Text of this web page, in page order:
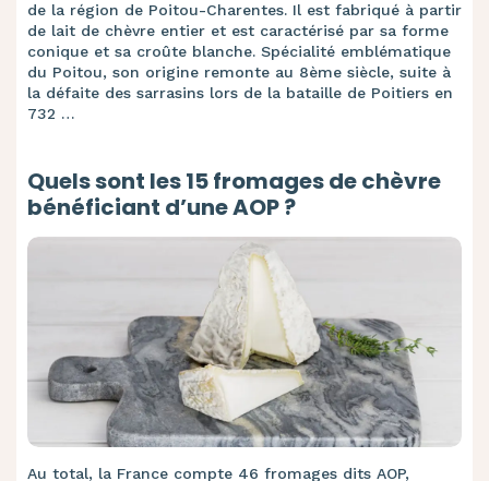
de la région de Poitou-Charentes. Il est fabriqué à partir
de lait de chèvre entier et est caractérisé par sa forme
conique et sa croûte blanche. Spécialité emblématique
du Poitou, son origine remonte au 8ème siècle, suite à
la défaite des sarrasins lors de la bataille de Poitiers en
732 …
Quels sont les 15 fromages de chèvre
bénéficiant d’une AOP ?
Au total, la France compte 46 fromages dits AOP,